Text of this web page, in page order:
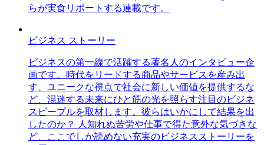
らが実食リポートする連載です。
ビジネス ストーリー
ビジネスの第一線で活躍する著名人のインタビュー企
画です。時代をリードする商品やサービスを産み出
す、ユニークな視点で社会に新しい価値を提供するな
ど、混迷する未来にひと筋の光を照らす注目のビジネ
スピープルを取材します。彼らはいかにして結果を出
したのか？ 人知れぬ苦労や仕事で得た意外な気づきな
ど、ここでしか読めない充実のビジネスストーリーを